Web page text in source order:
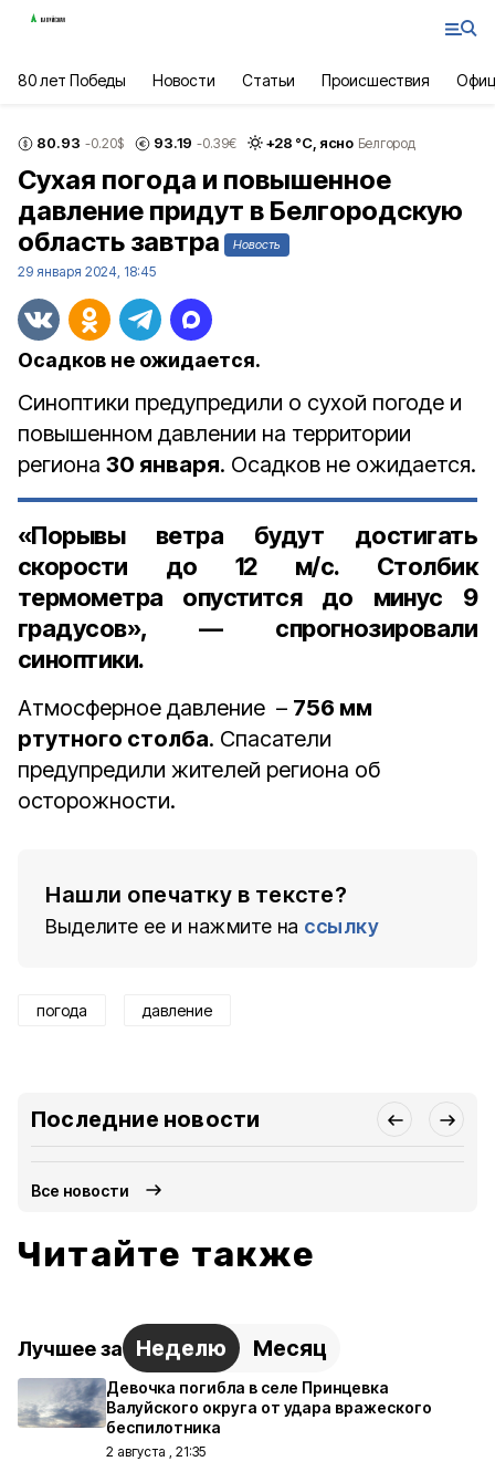
80 лет Победы Новости Статьи Происшествия
80.93 -0.20$ 93.19 -0.39€ +28 °С, ясно Белгород
Сухая погода и повышенное
давление придут в Белгородскую
область завтра
Новость
29 января 2024, 18:45
Осадков не ожидается.
Синоптики предупредили о сухой погоде и
повышенном давлении на территории
региона 30 января. Осадков не ожидается.
«Порывы ветра будут достигать
скорости до 12 м/с. Столбик
термометра опустится до минус 9
градусов», — спрогнозировали
синоптики.
Атмосферное давление – 756 мм
ртутного столба. Спасатели
предупредили жителей региона об
осторожности.
Нашли опечатку в тексте?
Выделите ее и нажмите на ссылку
погода давление
Последние новости
Все новости
Читайте также
Лучшее за Неделю Месяц
Девочка погибла в селе Принцевка
Валуйского округа от удара вражеского
беспилотника
2 августа , 21:35